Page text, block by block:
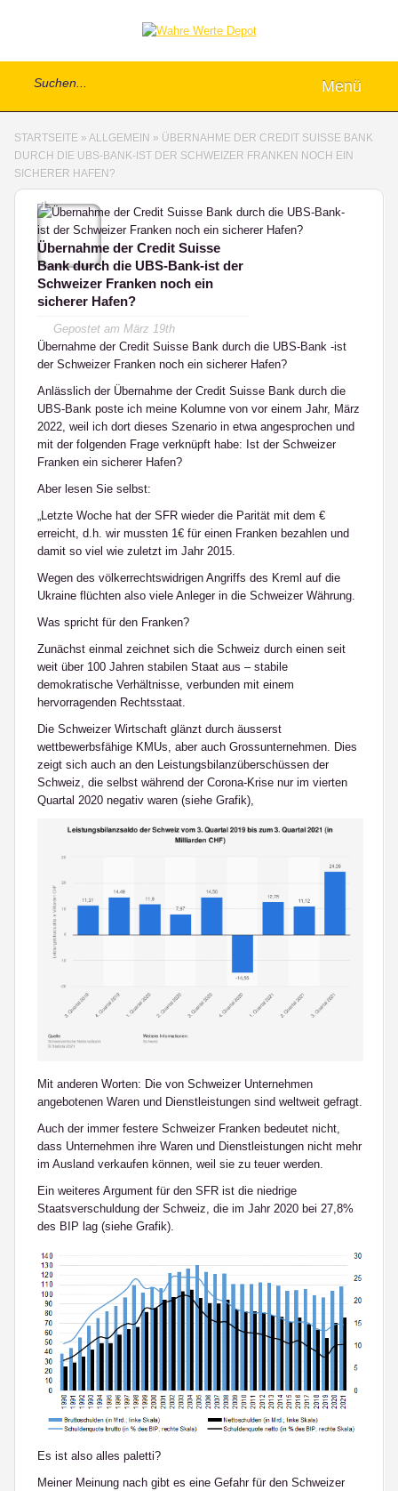
Menü
STARTSEITE » ALLGEMEIN » ÜBERNAHME DER CREDIT SUISSE BANK
DURCH DIE UBS-BANK-IST DER SCHWEIZER FRANKEN NOCH EIN
SICHERER HAFEN?
1
Übernahme der Credit Suisse
Bank durch die UBS-Bank-ist der
Schweizer Franken noch ein
sicherer Hafen?
Gepostet am März 19th
Übernahme der Credit Suisse Bank durch die UBS-Bank -ist
der Schweizer Franken noch ein sicherer Hafen?
Anlässlich der Übernahme der Credit Suisse Bank durch die
UBS-Bank poste ich meine Kolumne von vor einem Jahr, März
2022, weil ich dort dieses Szenario in etwa angesprochen und
mit der folgenden Frage verknüpft habe: Ist der Schweizer
Franken ein sicherer Hafen?
Aber lesen Sie selbst:
„Letzte Woche hat der SFR wieder die Parität mit dem €
erreicht, d.h. wir mussten 1€ für einen Franken bezahlen und
damit so viel wie zuletzt im Jahr 2015.
Wegen des völkerrechtswidrigen Angriffs des Kreml auf die
Ukraine flüchten also viele Anleger in die Schweizer Währung.
Was spricht für den Franken?
Zunächst einmal zeichnet sich die Schweiz durch einen seit
weit über 100 Jahren stabilen Staat aus – stabile
demokratische Verhältnisse, verbunden mit einem
hervorragenden Rechtsstaat.
Die Schweizer Wirtschaft glänzt durch äusserst
wettbewerbsfähige KMUs, aber auch Grossunternehmen. Dies
zeigt sich auch an den Leistungsbilanzüberschüssen der
Schweiz, die selbst während der Corona-Krise nur im vierten
Quartal 2020 negativ waren (siehe Grafik),
Mit anderen Worten: Die von Schweizer Unternehmen
angebotenen Waren und Dienstleistungen sind weltweit gefragt.
Auch der immer festere Schweizer Franken bedeutet nicht,
dass Unternehmen ihre Waren und Dienstleistungen nicht mehr
im Ausland verkaufen können, weil sie zu teuer werden.
Ein weiteres Argument für den SFR ist die niedrige
Staatsverschuldung der Schweiz, die im Jahr 2020 bei 27,8%
des BIP lag (siehe Grafik).
Es ist also alles paletti?
Meiner Meinung nach gibt es eine Gefahr für den Schweizer